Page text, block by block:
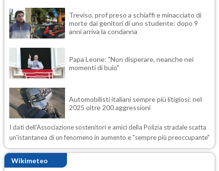
Treviso, prof preso a schiaffi e minacciato di
morte dai genitori di uno studente: dopo 9
anni arriva la condanna
Papa Leone: "Non disperare, neanche nei
momenti di buio"
Automobilisti italiani sempre più litigiosi: nel
2025 oltre 200 aggressioni
I dati dell'Associazione sostenitori e amici della Polizia stradale scatta
un'istantanea di un fenomeno in aumento e "sempre più preoccupante"
Wikimeteo